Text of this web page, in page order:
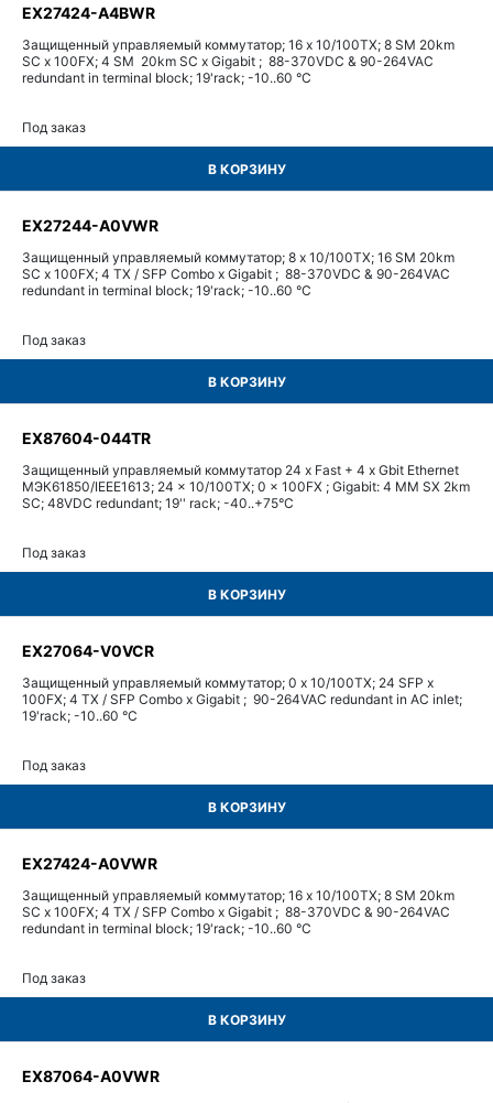
EX27424-A4BWR
Защищенный управляемый коммутатор; 16 x 10/100TX; 8 SM 20km
SC x 100FX; 4 SM 20km SC x Gigabit ; 88-370VDC & 90-264VAC
redundant in terminal block; 19'rack; -10..60 °C
Под заказ
В КОРЗИНУ
EX27244-A0VWR
Защищенный управляемый коммутатор; 8 x 10/100TX; 16 SM 20km
SC x 100FX; 4 TX / SFP Combo x Gigabit ; 88-370VDC & 90-264VAC
redundant in terminal block; 19'rack; -10..60 °C
Под заказ
В КОРЗИНУ
EX87604-044TR
Защищенный управляемый коммутатор 24 x Fast + 4 x Gbit Ethernet
МЭК61850/IEEE1613; 24 x 10/100TX; 0 x 100FX ; Gigabit: 4 MM SX 2km
SC; 48VDC redundant; 19'' rack; -40..+75°C
Под заказ
В КОРЗИНУ
EX27064-V0VCR
Защищенный управляемый коммутатор; 0 x 10/100TX; 24 SFP x
100FX; 4 TX / SFP Combo x Gigabit ; 90-264VAC redundant in AC inlet;
19'rack; -10..60 °C
Под заказ
В КОРЗИНУ
EX27424-A0VWR
Защищенный управляемый коммутатор; 16 x 10/100TX; 8 SM 20km
SC x 100FX; 4 TX / SFP Combo x Gigabit ; 88-370VDC & 90-264VAC
redundant in terminal block; 19'rack; -10..60 °C
Под заказ
В КОРЗИНУ
EX87064-A0VWR